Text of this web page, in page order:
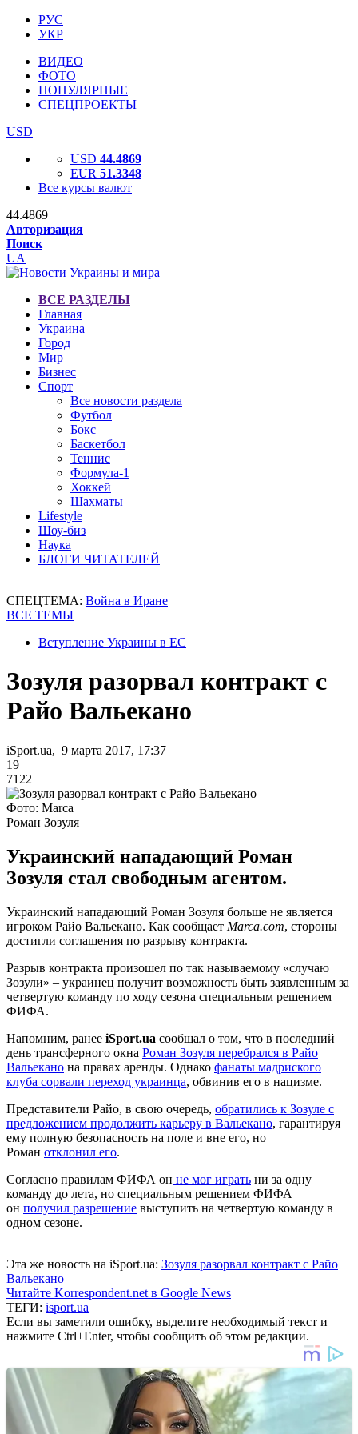
РУС
УКР
ВИДЕО
ФОТО
ПОПУЛЯРНЫЕ
СПЕЦПРОЕКТЫ
USD
USD 44.4869
EUR 51.3348
Все курсы валют
44.4869
Авторизация
Поиск
UA
ВСЕ РАЗДЕЛЫ
Главная
Украина
Город
Мир
Бизнес
Спорт
Все новости раздела
Футбол
Бокс
Баскетбол
Теннис
Формула-1
Хоккей
Шахматы
Lifestyle
Шоу-биз
Наука
БЛОГИ ЧИТАТЕЛЕЙ
СПЕЦТЕМА: Война в Иране
ВСЕ ТЕМЫ
Вступление Украины в ЕС
Зозуля разорвал контракт с
Райо Вальекано
iSport.ua, 9 марта 2017, 17:37
19
7122
Фото: Marca
Роман Зозуля
Украинский нападающий Роман
Зозуля стал свободным агентом.
Украинский нападающий Роман Зозуля больше не является
игроком Райо Вальекано. Как сообщает Marca.com, стороны
достигли соглашения по разрыву контракта.
Разрыв контракта произошел по так называемому «случаю
Зозули» – украинец получит возможность быть заявленным за
четвертую команду по ходу сезона специальным решением
ФИФА.
Напомним, ранее iSport.ua сообщал о том, что в последний
день трансферного окна Роман Зозуля перебрался в Райо
Вальекано на правах аренды. Однако фанаты мадриского
клуба сорвали переход украинца, обвинив его в нацизме.
Представители Райо, в свою очередь, обратились к Зозуле с
предложением продолжить карьеру в Вальекано, гарантируя
ему полную безопасность на поле и вне его, но
Роман отклонил его.
Согласно правилам ФИФА он не мог играть ни за одну
команду до лета, но специальным решением ФИФА
он получил разрешение выступить на четвертую команду в
одном сезоне.
Эта же новость на iSport.ua: Зозуля разорвал контракт с Райо
Вальекано
Читайте Korrespondent.net в Google News
ТЕГИ: isport.ua
Если вы заметили ошибку, выделите необходимый текст и
нажмите Ctrl+Enter, чтобы сообщить об этом редакции.